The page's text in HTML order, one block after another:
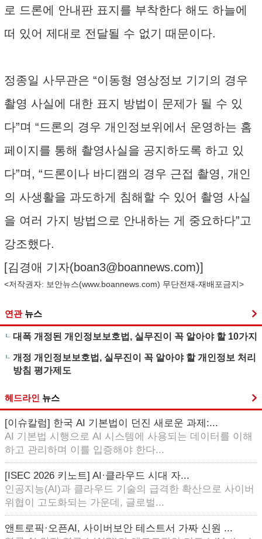
로 드론에 안내판 표지를 부착한다 해도 하늘에
떠 있어 제대로 전달될 수 없기 때문이다.
정종일 사무관은 “이동형 영상정보 기기의 경우
촬영 사실에 대한 표지 방법이 문제가 될 수 있
다”며 “드론의 경우 개인정보위에서 운영하는 홈
페이지를 통해 촬영사실을 공지하도록 하고 있
다”며, “드론이나 바디캠의 경우 근접 촬영, 개인
의 사생활을 과도하게 침해할 수 있어 촬영 사실
을 여러 가지 방법으로 안내하는 게 중요하다”고
강조했다.
[김경애 기자(boan3@boannews.com)]
<저작권자: 보안뉴스(www.boannews.com) 무단전재-재배포금지>
연관 뉴스
대폭 개정된 개인정보보호법, 실무진이 꼭 알아야 할 10가지
개정 개인정보보호법, 실무진이 꼭 알아야 할 개인정보 처리
방침 평가제도
헤드라인 뉴스
[이슈칼럼] 한국 AI 기본법이 던진 새로운 과제:...
AI 기본법 시행으로 AI 시스템에 사용되는 데이터를 이해
하고 관리하며 이를 입증해야 한다...
[ISEC 2026 키노트] AI·클라우드 시대 자...
인공지능(AI)과 클라우드 기술의 급격한 확산으로 사이버
위협이 고도화되는 가운데, 글로벌...
앤트로픽·오픈AI, 사이버보안 테스트서 가짜 신원 ...